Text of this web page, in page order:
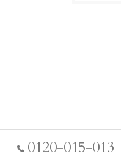
0120-015-013